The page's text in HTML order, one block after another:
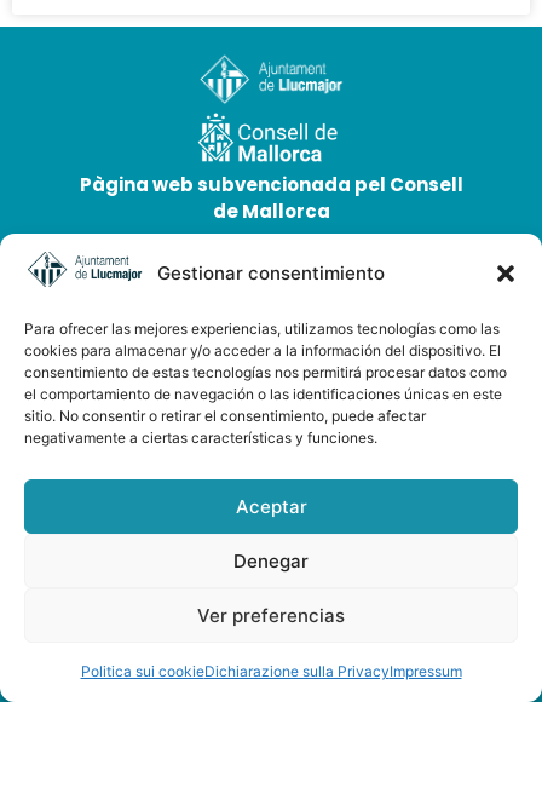
Gestionar consentimiento
Para ofrecer las mejores experiencias, utilizamos tecnologías como las
cookies para almacenar y/o acceder a la información del dispositivo. El
consentimiento de estas tecnologías nos permitirá procesar datos como
el comportamiento de navegación o las identificaciones únicas en este
sitio. No consentir o retirar el consentimiento, puede afectar
negativamente a ciertas características y funciones.
Aceptar
Denegar
Ver preferencias
Politica sui cookieDichiarazione sulla PrivacyImpressum
Pàgina web subvencionada pel Consell
de Mallorca
Dirección
Plaça d'Espanya 12, 07620 Llucmajor. Mallorca, Illes
Balears
Teléfono
+34 971 66 91 62
Correo electrónico
Galería de imágenes
Buzón de sugerencias